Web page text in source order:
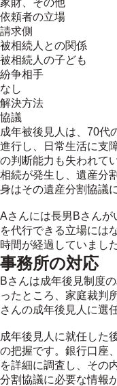
家財、その他
依頼者の立場
請求側
被相続人との関係
被相続人の子ども
紛争相手
なし
解決方法
協議
成年被後見人は、70代
進行し、日常生活に支
の判断能力も失われて
相続が発生し、遺産分
身はその遺産分割協議
Aさんには長男Bさんが
を代行できる立場には
時間が経過していました
事務所の対応
Bさんは成年後見制度
ったところ、家庭裁判
さんの成年後見人に選
成年後見人に就任した
の把握です。銀行口座
を詳細に調査し、その
分割協議に必要な情報